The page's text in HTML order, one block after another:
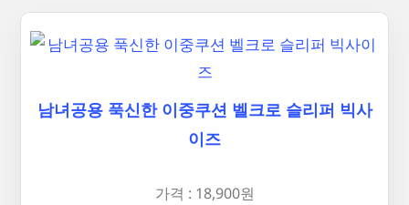
남녀공용 푹신한 이중쿠션 벨크로 슬리퍼 빅사
이즈
가격 : 18,900원